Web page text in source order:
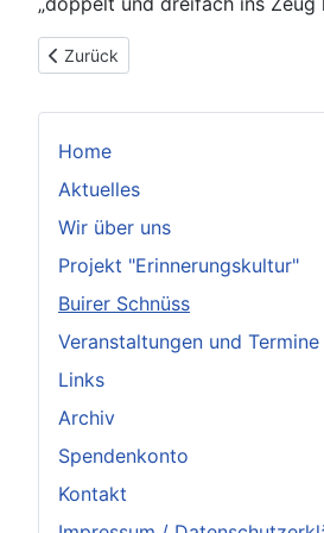
Home
Aktuelles
Wir über uns
Projekt "Erinnerungskultur"
Buirer Schnüss
Veranstaltungen und Termine
Links
Archiv
Spendenkonto
Kontakt
Vorheriger Beitrag: Einladung an die
Zurück